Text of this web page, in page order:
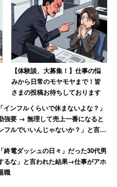
アルバイトや派遣の労働管理
実上の店長職の人でさえ給料
正社員登用の話があったとき
だ。
」で「散財しまくり」とのこ
産車にしたら何百万浮くんだ
呂にはどれだけの金額をか
ています」と綴っている。
キルもなく、特に新型コロナ
【体験談、大募集！】仕事の悩
みから日常のモヤモヤまで！皆
さまの投稿お待ちしております
インフルくらいで休まないよな？」
強要 → 無理して売上一番になると
フルでいいんじゃないか？」と言わ
終電ダッシュの日々」だった30代男
るな」と言われた結果→仕事がアホ
職